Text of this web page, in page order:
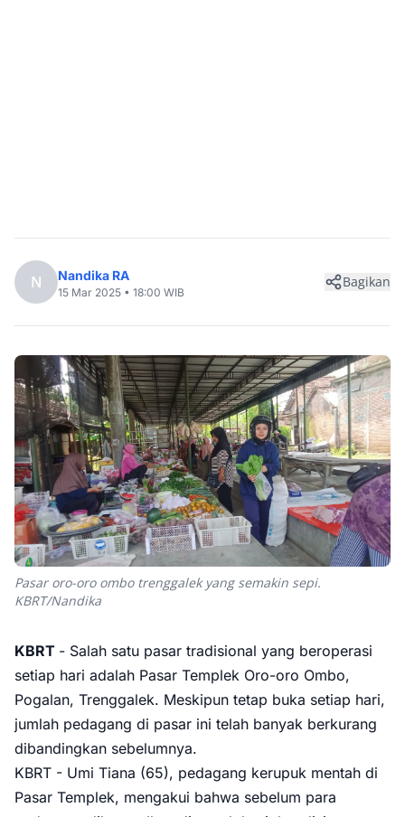
N Nandika RA
15 Mar 2025 • 18:00 WIB
Bagikan
Pasar oro-oro ombo trenggalek yang semakin sepi.
KBRT/Nandika
KBRT - Salah satu pasar tradisional yang beroperasi
setiap hari adalah Pasar Templek Oro-oro Ombo,
Pogalan, Trenggalek. Meskipun tetap buka setiap hari,
jumlah pedagang di pasar ini telah banyak berkurang
dibandingkan sebelumnya.
KBRT - Umi Tiana (65), pedagang kerupuk mentah di
Pasar Templek, mengakui bahwa sebelum para